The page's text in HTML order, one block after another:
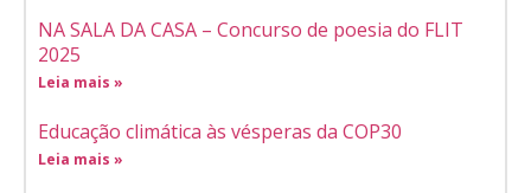
NA SALA DA CASA – Concurso de poesia do FLIT
2025
Leia mais »
Educação climática às vésperas da COP30
Leia mais »